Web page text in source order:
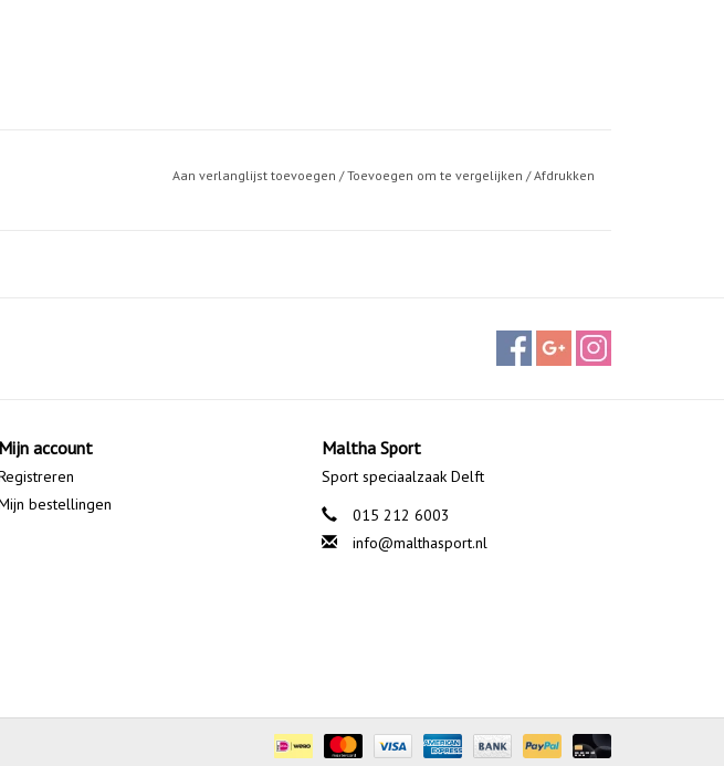
Aan verlanglijst toevoegen /Toevoegen om te vergelijken /Afdrukken
Mijn account
bestellingen
Maltha Sport
Sport speciaalzaak Delft
015 212 6003
info@malthasport.nl